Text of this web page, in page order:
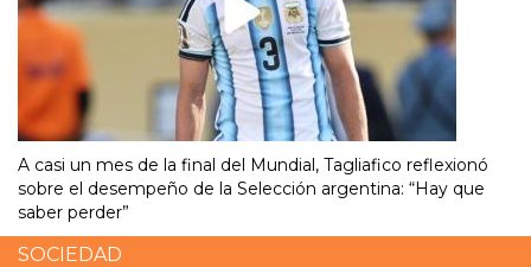
A casi un mes de la final del Mundial, Tagliafico reflexionó
sobre el desempeño de la Selección argentina: “Hay que
saber perder”
SOCIEDAD